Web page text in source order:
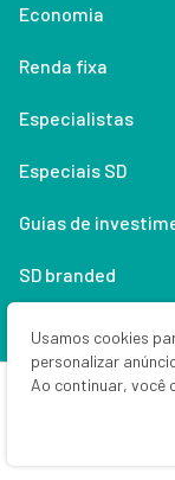
Economia
Renda fixa
Especialistas
Especiais SD
Guias de
SD branded
Anuncie
Money Times
Usamos cookies
personalizar
Ao continuar, você